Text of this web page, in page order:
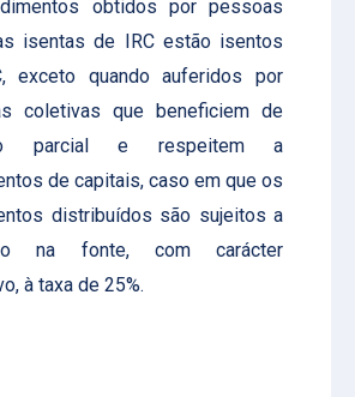
obtidos por pessoas
isentas de IRC estão isentos
exceto quando auferidos por
coletivas que beneficiem de
parcial e respeitem a
de capitais, caso em que os
distribuídos são sujeitos a
na fonte, com carácter
à taxa de 25%.